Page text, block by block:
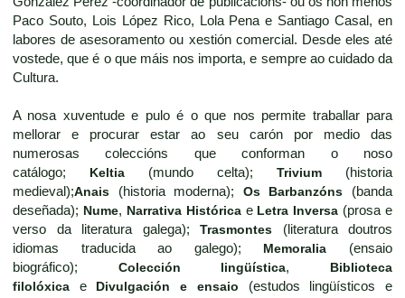
Paco Souto, Lois López Rico, Lola Pena e Santiago Casal, en
labores de asesoramento ou xestión comercial. Desde eles até
vostede, que é o que máis nos importa, e sempre ao cuidado da
Cultura.
A nosa xuventude e pulo é o que nos permite traballar para
mellorar e procurar estar ao seu carón por medio das
numerosas coleccións que conforman o noso
catálogo; Keltia (mundo celta); Trivium (historia
medieval);Anais (historia moderna); Os Barbanzóns (banda
deseñada); Nume, Narrativa Históricae Letra Inversa (prosa e
verso da literatura galega); Trasmontes (literatura doutros
idiomas traducida ao galego); Memoralia (ensaio
biográfico); Colección lingüística, Biblioteca
filolóxica e Divulgación e ensaio (estudos lingüísticos e